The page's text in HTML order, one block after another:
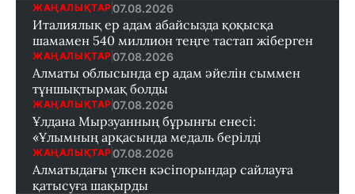
ЖАҢАЛЫҚТАР 07.08.2026
Италиялық ер адам абайсызда қоқысқа
шамамен 540 миллион теңге тастап жіберген
ЖАҢАЛЫҚТАР 07.08.2026
Алматы облысында ер адам әйелін сыммен
тұншықтырмақ болды
ЖАҢАЛЫҚТАР 07.08.2026
Ұлдана Мырзуанның бұрынғы енесі:
«Ұлымның арқасында медаль берілді
ЖАҢАЛЫҚТАР 07.08.2026
Алматыдағы үлкен кәсіпорындар сайлауға
қатысуға шақырды